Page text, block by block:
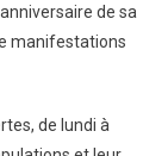
de sa
manifestations
de lundi à